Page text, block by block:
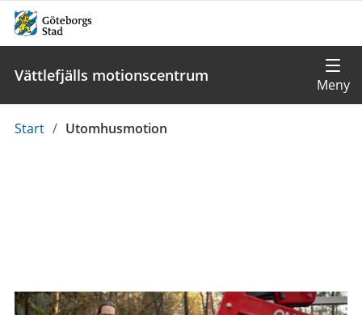
Vättlefjälls motionscentrum
Du
Start / Utomhusmotion